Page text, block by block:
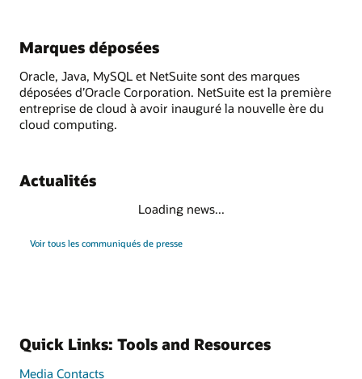
Marques déposées
Oracle, Java, MySQL et NetSuite sont des marques
déposées d’Oracle Corporation. NetSuite est la première
entreprise de cloud à avoir inauguré la nouvelle ère du
cloud computing.
Actualités
Loading news...
Voir tous les communiqués de presse
Quick Links: Tools and Resources
Media Contacts